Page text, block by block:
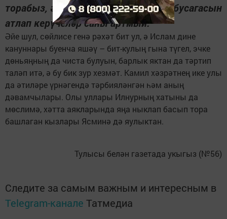
торабыз, әмма иман йортыбызның бусагасын
атлап керүчеләр саны артмый.
Әйе шул, сөйлисе генә рәхәт бит ул, ә Ислам дине
кануннары буенча яшәү – бит-кулың гына түгел, эчке
дөньяңның да чиста булуын, барлык яктан да тәртип
таләп итә, ә бу бик зур хезмәт. Камил хәзрәтнең ике улы
да әтиләре үрнәгендә тәрбияләнгән һәм аның
дәвамчылары. Олы уллары Илнурның хатыны да
мөслимә, хәтта аякларында яңа ныклап басып тора
башлаган кызлары Ясминә дә яулыктан.
Тулысы белән газетада укыгыз (№56)
Следите за самым важным и интересным в
Telegram-канале Татмедиа